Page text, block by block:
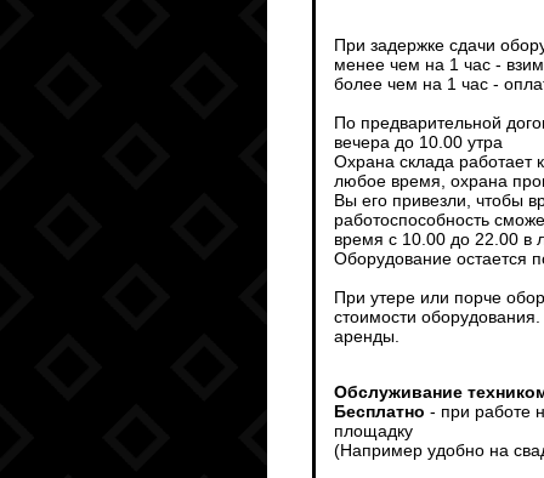
При задержке сдачи
менее чем на 1 час -
более чем на 1 час -
По предварительной
вечера до 10.00 утра
Охрана склада работает
любое время, охрана
Вы его привезли, чтобы
работоспособность
время с 10.00 до 22.00 в
Оборудование остается
При утере или порче
стоимости
аренды.
Обслуживание
Бесплатно - при работе
площадку
(Например удобно на